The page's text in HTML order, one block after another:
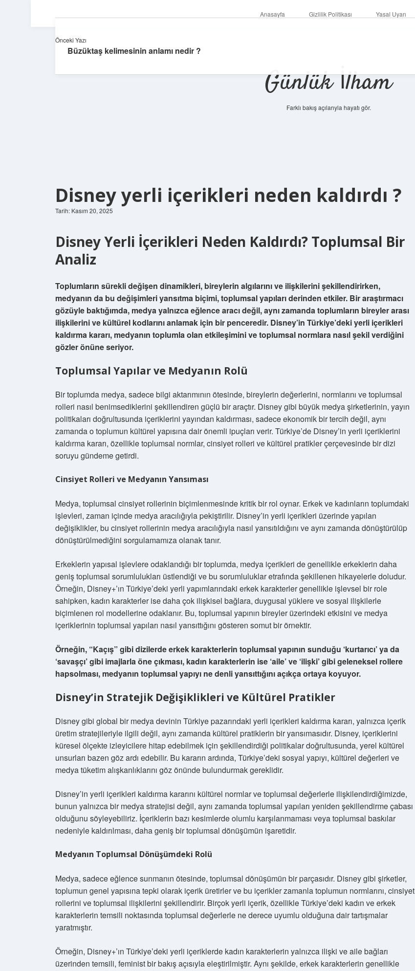
Anasayfa Gizlilik Politikası Yasal Uyarı
Günlük İlham
Farklı bakış açılarıyla hayatı gör.
Disney yerli içerikleri neden kaldırdı ?
Tarih: Kasım 20, 2025
Disney Yerli İçerikleri Neden Kaldırdı? Toplumsal Bir
Analiz
Toplumların sürekli değişen dinamikleri, bireylerin algılarını ve ilişkilerini şekillendirirken,
medyanın da bu değişimleri yansıtma biçimi, toplumsal yapıları derinden etkiler. Bir araştırmacı
gözüyle baktığımda, medya yalnızca eğlence aracı değil, aynı zamanda toplumların bireyler arası
ilişkilerini ve kültürel kodlarını anlamak için bir penceredir. Disney’in Türkiye’deki yerli içerikleri
kaldırma kararı, medyanın toplumla olan etkileşimini ve toplumsal normlara nasıl şekil verdiğini
gözler önüne seriyor.
Toplumsal Yapılar ve Medyanın Rolü
Bir toplumda medya, sadece bilgi aktarımının ötesinde, bireylerin değerlerini, normlarını ve toplumsal
rolleri nasıl benimsediklerini şekillendiren güçlü bir araçtır. Disney gibi büyük medya şirketlerinin, yayın
politikaları doğrultusunda içeriklerini yayından kaldırması, sadece ekonomik bir tercih değil, aynı
zamanda o toplumun kültürel yapısına dair önemli ipuçları verir. Türkiye’de Disney’in yerli içeriklerini
kaldırma kararı, özellikle toplumsal normlar, cinsiyet rolleri ve kültürel pratikler çerçevesinde bir dizi
soruyu gündeme getirdi.
Cinsiyet Rolleri ve Medyanın Yansıması
Medya, toplumsal cinsiyet rollerinin biçimlenmesinde kritik bir rol oynar. Erkek ve kadınların toplumdaki
işlevleri, zaman içinde medya aracılığıyla pekiştirilir. Disney’in yerli içerikleri üzerinde yapılan
değişiklikler, bu cinsiyet rollerinin medya aracılığıyla nasıl yansıtıldığını ve aynı zamanda dönüştürülüp
dönüştürülmediğini sorgulamamıza olanak tanır.
Erkeklerin yapısal işlevlere odaklandığı bir toplumda, medya içerikleri de genellikle erkeklerin daha
geniş toplumsal sorumlulukları üstlendiği ve bu sorumluluklar etrafında şekillenen hikayelerle doludur.
Örneğin, Disney+’ın Türkiye’deki yerli yapımlarındaki erkek karakterler genellikle işlevsel bir role
sahipken, kadın karakterler ise daha çok ilişkisel bağlara, duygusal yüklere ve sosyal ilişkilerle
biçimlenen rol modellerine odaklanır. Bu, toplumsal yapının bireyler üzerindeki etkisini ve medya
içeriklerinin toplumsal yapıları nasıl yansıttığını gösteren somut bir örnektir.
Örneğin, “Kaçış” gibi dizilerde erkek karakterlerin toplumsal yapının sunduğu ‘kurtarıcı’ ya da
‘savaşçı’ gibi imajlarla öne çıkması, kadın karakterlerin ise ‘aile’ ve ‘ilişki’ gibi geleneksel rollere
hapsolması, medyanın toplumsal yapıyı ne denli yansıttığını açıkça ortaya koyuyor.
Disney’in Stratejik Değişiklikleri ve Kültürel Pratikler
Disney gibi global bir medya devinin Türkiye pazarındaki yerli içerikleri kaldırma kararı, yalnızca içerik
üretim stratejileriyle ilgili değil, aynı zamanda kültürel pratiklerin bir yansımasıdır. Disney, içeriklerini
küresel ölçekte izleyicilere hitap edebilmek için şekillendirdiği politikalar doğrultusunda, yerel kültürel
unsurları bazen göz ardı edebilir. Bu kararın ardında, Türkiye’deki sosyal yapıyı, kültürel değerleri ve
medya tüketim alışkanlıklarını göz önünde bulundurmak gereklidir.
Disney’in yerli içerikleri kaldırma kararını kültürel normlar ve toplumsal değerlerle ilişkilendirdiğimizde,
bunun yalnızca bir medya stratejisi değil, aynı zamanda toplumsal yapıları yeniden şekillendirme çabası
olduğunu söyleyebiliriz. İçeriklerin bazı kesimlerde olumlu karşılanmaması veya toplumsal baskılar
nedeniyle kaldırılması, daha geniş bir toplumsal dönüşümün işaretidir.
Medyanın Toplumsal Dönüşümdeki Rolü
Medya, sadece eğlence sunmanın ötesinde, toplumsal dönüşümün bir parçasıdır. Disney gibi şirketler,
toplumun genel yapısına tepki olarak içerik üretirler ve bu içerikler zamanla toplumun normlarını, cinsiyet
rollerini ve toplumsal ilişkilerini şekillendirir. Birçok yerli içerik, özellikle Türkiye’deki kadın ve erkek
karakterlerin temsili noktasında toplumsal değerlerle ne derece uyumlu olduğuna dair tartışmalar
yaratmıştır.
Örneğin, Disney+’ın Türkiye’deki yerli içeriklerde kadın karakterlerin yalnızca ilişki ve aile bağları
üzerinden temsili, feminist bir bakış açısıyla eleştirilmiştir. Aynı şekilde, erkek karakterlerin genellikle
Önceki Yazı
Büzüktaş kelimesinin anlamı nedir ?